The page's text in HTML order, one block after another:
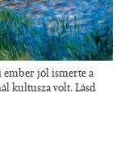
ember jól ismerte a
kultusza volt. Lásd